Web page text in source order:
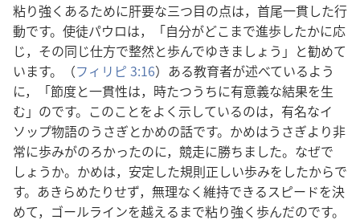
粘り強くあるために肝要な三つ目の点は，首尾一貫した行
動です。使徒パウロは，「自分がどこまで進歩したかに応
じ，その同じ仕方で整然と歩んでゆきましょう」と勧めて
います。（フィリピ 3:16）ある教育者が述べているよう
に，「節度と一貫性は，時たつうちに有意義な結果を生
む」のです。このことをよく示しているのは，有名なイ
ソップ物語のうさぎとかめの話です。かめはうさぎより非
常に歩みがのろかったのに，競走に勝ちました。なぜで
しょうか。かめは，安定した規則正しい歩みをしたからで
す。あきらめたりせず，無理なく維持できるスピードを決
めて，ゴールラインを越えるまで粘り強く歩んだのです。